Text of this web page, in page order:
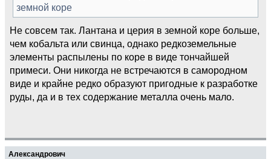
земной коре
Не совсем так. Лантана и церия в земной коре больше,
чем кобальта или свинца, однако редкоземельные
элементы распылены по коре в виде тончайшей
примеси. Они никогда не встречаются в самородном
виде и крайне редко образуют пригодные к разработке
руды, да и в тех содержание металла очень мало.
Александрович